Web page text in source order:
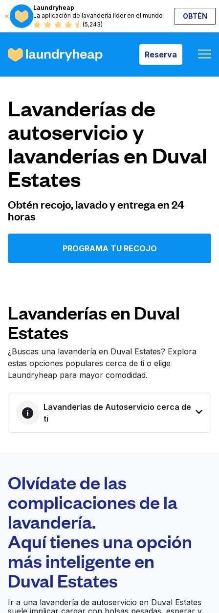
Laundryheap
La aplicación de lavandería líder en el mundo
(5,243)
OBTÉN
Reserva
Reserva
Cómo funciona
Precios y servicios
Quiénes somos
Iniciar sesión
Síguenos en
Lavanderías de
autoservicio y
lavanderías en Duval
Estates
Obtén recojo, lavado y entrega en 24
horas
PROGRAMA TU RECOJO
Lavanderías en Duval
Estates
¿Buscas una lavandería en Duval Estates? Explora
estas opciones populares cerca de ti o elige
Laundryheap para mayor comodidad.
Lavanderías de Autoservicio cerca de
ti
Laundryheap.com
Programa tu recogida
0 min
Recojo y entrega
casa
Abierto 24/7
Geo Laundry Ir al sitio web
Olvídate de las
complicaciones de la
lavandería.
Aquí tienes una opción
más inteligente en
Duval Estates
Ir a una lavandería de autoservicio en Duval Estates
suele implicar cargar con bolsas pesadas, esperar y